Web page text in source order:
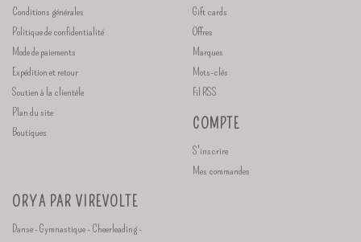
Conditions générales
Politique de confidentialité
Mode de paiements
Expédition et retour
Soutien à la clientèle
Plan du site
Boutiques
Gift cards
Offres
Marques
Mots-clés
Fil RSS
COMPTE
S'inscrire
Mes commandes
ORYA PAR VIREVOLTE
Danse - Gymnastique - Cheerleading -